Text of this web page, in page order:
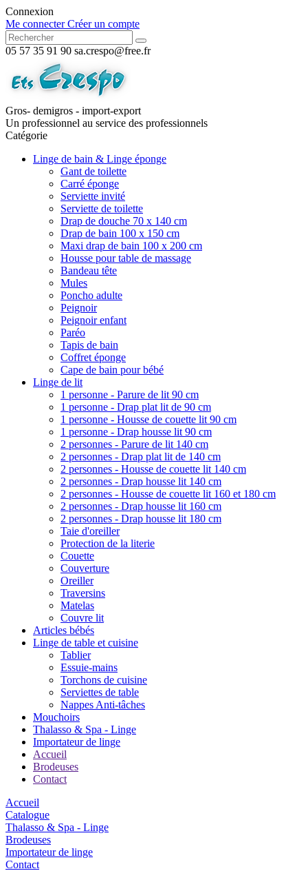
Connexion
Me connecter Créer un compte
05 57 35 91 90 sa.crespo@free.fr
Gros- demigros - import-export
Un professionnel au service des professionnels
Catégorie
Linge de bain & Linge éponge
Gant de toilette
Carré éponge
Serviette invité
Serviette de toilette
Drap de douche 70 x 140 cm
Drap de bain 100 x 150 cm
Maxi drap de bain 100 x 200 cm
Housse pour table de massage
Bandeau tête
Mules
Poncho adulte
Peignoir
Peignoir enfant
Paréo
Tapis de bain
Coffret éponge
Cape de bain pour bébé
Linge de lit
1 personne - Parure de lit 90 cm
1 personne - Drap plat lit de 90 cm
1 personne - Housse de couette lit 90 cm
1 personne - Drap housse lit 90 cm
2 personnes - Parure de lit 140 cm
2 personnes - Drap plat lit de 140 cm
2 personnes - Housse de couette lit 140 cm
2 personnes - Drap housse lit 140 cm
2 personnes - Housse de couette lit 160 et 180 cm
2 personnes - Drap housse lit 160 cm
2 personnes - Drap housse lit 180 cm
Taie d'oreiller
Protection de la literie
Couette
Couverture
Oreiller
Traversins
Matelas
Couvre lit
Articles bébés
Linge de table et cuisine
Tablier
Essuie-mains
Torchons de cuisine
Serviettes de table
Nappes Anti-tâches
Mouchoirs
Thalasso & Spa - Linge
Importateur de linge
Accueil
Brodeuses
Contact
Accueil
Catalogue
Thalasso & Spa - Linge
Brodeuses
Importateur de linge
Contact